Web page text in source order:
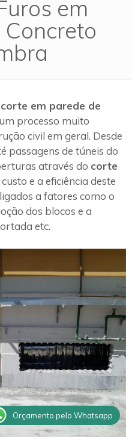
em
corte em parede de
processo muito
civil em geral. Desde
passagens de túneis do
através do corte
custo e a eficiência deste
a fatores como o
dos blocos e a
etc.
Orçamento pelo Whatsapp